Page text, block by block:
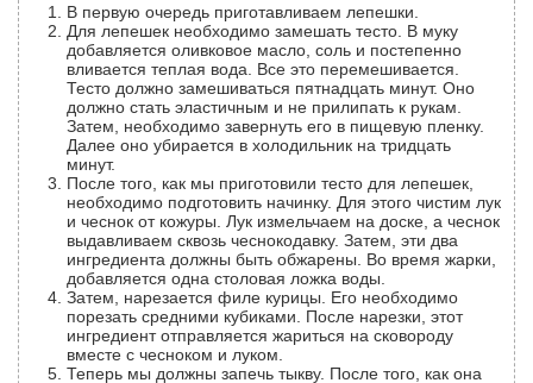
В первую очередь приготавливаем лепешки.
Для лепешек необходимо замешать тесто. В муку
добавляется оливковое масло, соль и постепенно
вливается теплая вода. Все это перемешивается.
Тесто должно замешиваться пятнадцать минут. Оно
должно стать эластичным и не прилипать к рукам.
Затем, необходимо завернуть его в пищевую пленку.
Далее оно убирается в холодильник на тридцать
минут.
После того, как мы приготовили тесто для лепешек,
необходимо подготовить начинку. Для этого чистим лук
и чеснок от кожуры. Лук измельчаем на доске, а чеснок
выдавливаем сквозь чеснокодавку. Затем, эти два
ингредиента должны быть обжарены. Во время жарки,
добавляется одна столовая ложка воды.
Затем, нарезается филе курицы. Его необходимо
порезать средними кубиками. После нарезки, этот
ингредиент отправляется жариться на сковороду
вместе с чесноком и луком.
Теперь мы должны запечь тыкву. После того, как она